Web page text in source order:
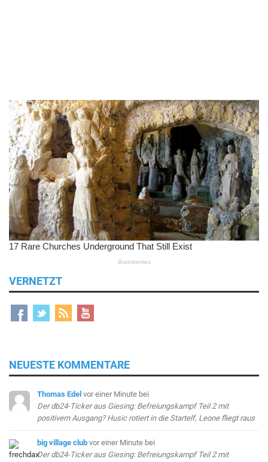
VERNETZT
NEUESTE KOMMENTARE
Thomas Edel vor einer Minute bei
Der db24-Ticker aus Giesing: Befreiungskampf Teil 2 mit
positivem Ausgang? Husic rotiert in die Startelf, Leone fliegt raus
big village club vor einer Minute bei
Der db24-Ticker aus Giesing: Befreiungskampf Teil 2 mit